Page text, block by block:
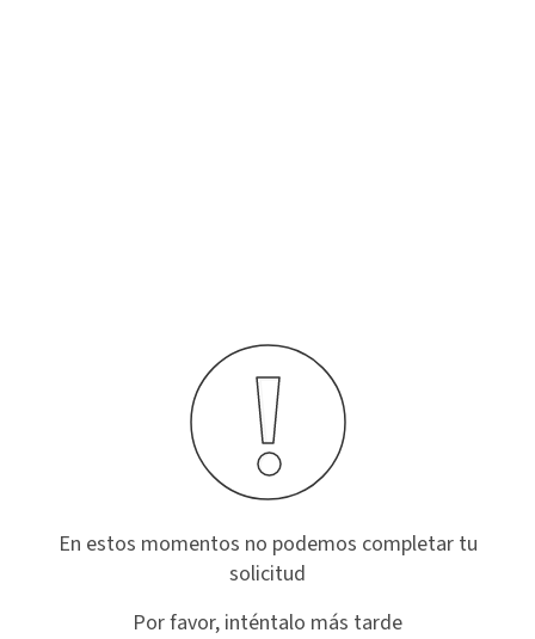
En estos momentos no podemos completar tu
solicitud
Por favor, inténtalo más tarde